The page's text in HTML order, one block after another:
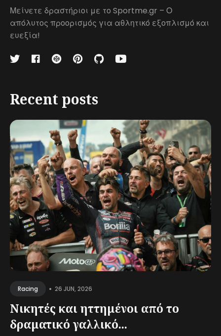
Μείνετε δραστήριοι με το Sportme.gr – Ο
απόλυτος προορισμός για αθλητικό εξοπλισμό και
ευεξία!
Recent posts
Racing • 26 JUN, 2026
Νικητές και ηττημένοι από το
δραματικό γαλλικό...